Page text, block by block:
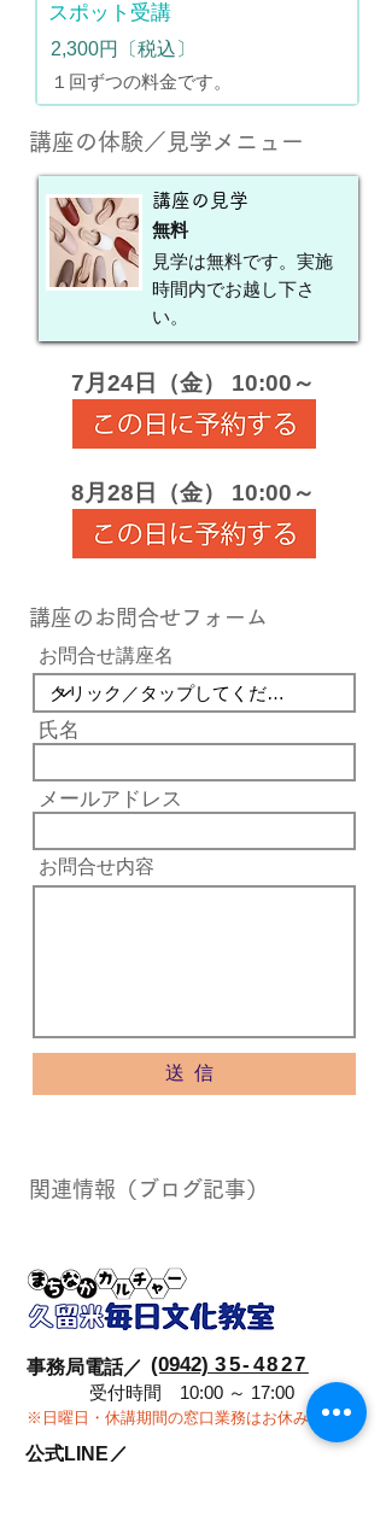
スポット受講
2,300円〔税込〕
１回ずつの料金です。
講座の体験／見学メニュー
講座の見学
無料
見学は無料です。実施
時間内でお越し下さ
い。
7月24日（金） 10:00～
8月28日（金） 10:00～
講座のお問合せフォーム
お問合せ講座名
氏名
メールアドレス
お問合せ内容
送信
関連情報（ブログ記事）
事務局電話／ (0942) 35-4827
受付時間 10:00 ～ 17:00
※日曜日・休講期間の窓口業務はお休みです。
公式LINE／